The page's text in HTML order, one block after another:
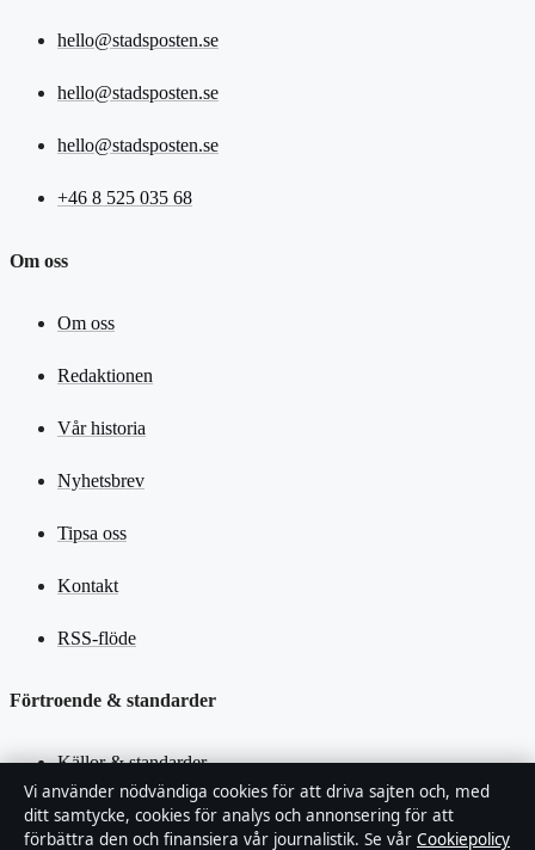
hello@stadsposten.se
hello@stadsposten.se
hello@stadsposten.se
+46 8 525 035 68
Om oss
Om oss
Redaktionen
Vår historia
Nyhetsbrev
Tipsa oss
Kontakt
RSS-flöde
Förtroende & standarder
Källor & standarder
Redaktionell policy
Vi använder nödvändiga cookies för att driva sajten och, med
ditt samtycke, cookies för analys och annonsering för att
förbättra den och finansiera vår journalistik. Se vår Cookiepolicy